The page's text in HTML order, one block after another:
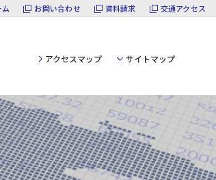
お問い合わせ 資料請求 交通アクセス
アクセスマップ サイトマップ